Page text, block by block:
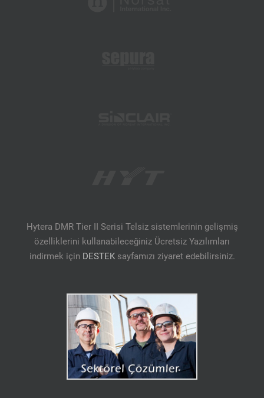
Hytera DMR Tier II Serisi Telsiz sistemlerinin gelişmiş
özelliklerini kullanabileceğiniz Ücretsiz Yazılımları
indirmek için DESTEKsayfamızı ziyaret edebilirsiniz.